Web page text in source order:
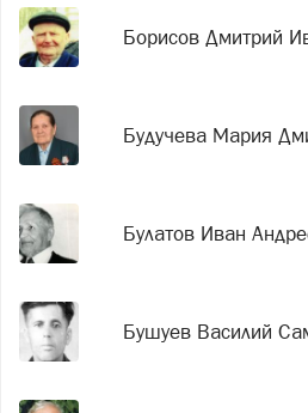
Борисов Дмитрий
Будучева Мария
Булатов Иван
Бушуев Василий